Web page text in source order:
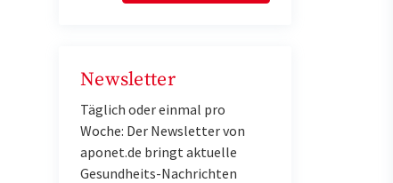
Newsletter
Täglich oder einmal pro
Woche: Der Newsletter von
aponet.de bringt aktuelle
Gesundheits-Nachrichten